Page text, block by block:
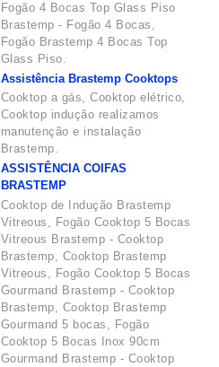
Fogão 4 Bocas Top Glass Piso
Brastemp - Fogão 4 Bocas,
Fogão Brastemp 4 Bocas Top
Glass Piso.
Assistência Brastemp Cooktops
Cooktop a gás, Cooktop elétrico,
Cooktop indução realizamos
manutenção e instalação
Brastemp.
ASSISTÊNCIA COIFAS
BRASTEMP
Cooktop de Indução Brastemp
Vitreous, Fogão Cooktop 5 Bocas
Vitreous Brastemp - Cooktop
Brastemp, Cooktop Brastemp
Vitreous, Fogão Cooktop 5 Bocas
Gourmand Brastemp - Cooktop
Brastemp, Cooktop Brastemp
Gourmand 5 bocas, Fogão
Cooktop 5 Bocas Inox 90cm
Gourmand Brastemp - Cooktop